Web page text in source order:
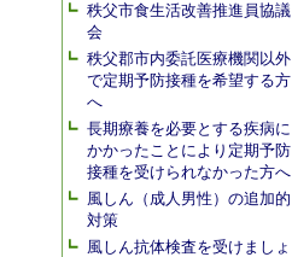
秩父市食生活改善推進員協議
会
秩父郡市内委託医療機関以外
で定期予防接種を希望する方
へ
長期療養を必要とする疾病に
かかったことにより定期予防
接種を受けられなかった方へ
風しん（成人男性）の追加的
対策
風しん抗体検査を受けましょ